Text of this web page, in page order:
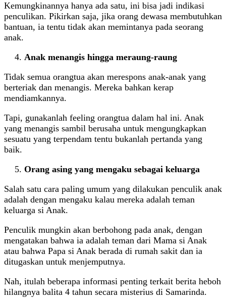
Kemungkinannya hanya ada satu, ini bisa jadi indikasi
penculikan. Pikirkan saja, jika orang dewasa membutuhkan
bantuan, ia tentu tidak akan memintanya pada seorang
anak.
Anak menangis hingga meraung-raung
Tidak semua orangtua akan merespons anak-anak yang
berteriak dan menangis. Mereka bahkan kerap
mendiamkannya.
Tapi, gunakanlah feeling orangtua dalam hal ini. Anak
yang menangis sambil berusaha untuk mengungkapkan
sesuatu yang terpendam tentu bukanlah pertanda yang
baik.
Orang asing yang mengaku sebagai keluarga
Salah satu cara paling umum yang dilakukan penculik anak
adalah dengan mengaku kalau mereka adalah teman
keluarga si Anak.
Penculik mungkin akan berbohong pada anak, dengan
mengatakan bahwa ia adalah teman dari Mama si Anak
atau bahwa Papa si Anak berada di rumah sakit dan ia
ditugaskan untuk menjemputnya.
Nah, itulah beberapa informasi penting terkait berita heboh
hilangnya balita 4 tahun secara misterius di Samarinda.